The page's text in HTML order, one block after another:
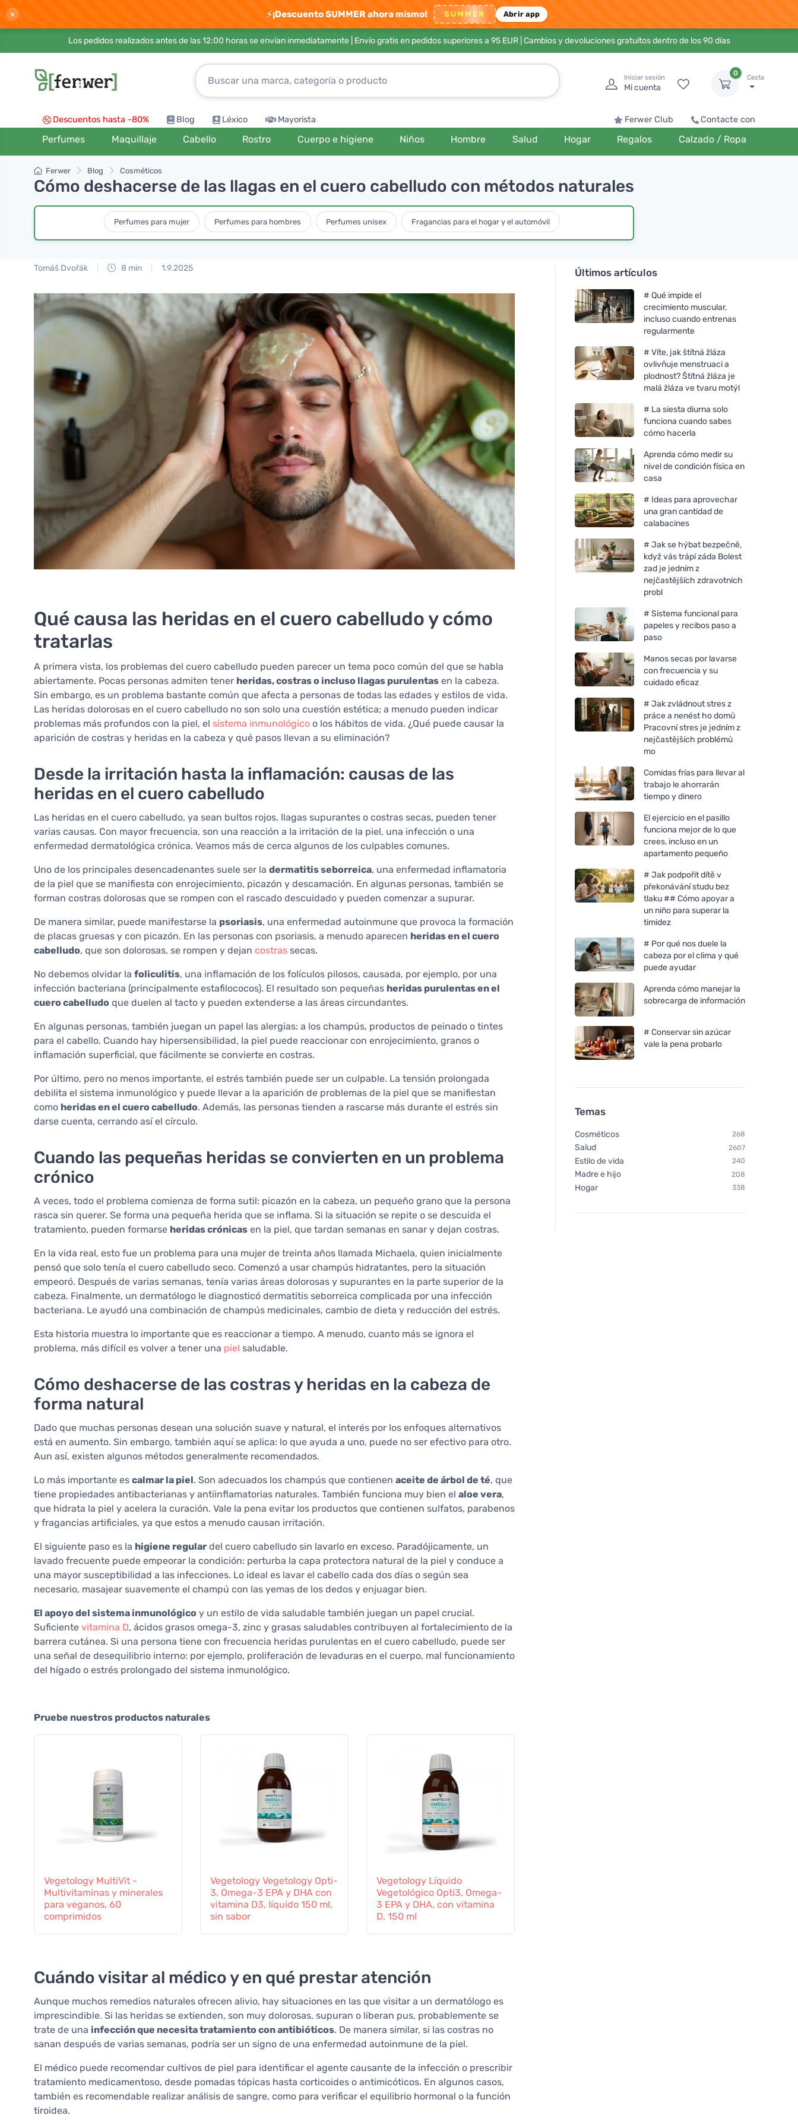
× ⚡¡Descuento SUMMER ahora mismo! SUMMER Abrir app
Los pedidos realizados antes de las 12:00 horas se envían inmediatamente | Envío gratis en pedidos superiores a 95 EUR| Cambios y devoluciones gratuitos dentro de los 90 días
Iniciar sesión
Mi cuenta
0
Cesta
Descuentos hasta -80% Blog Léxico Mayorista Ferwer Club Contacte con
Perfumes Maquillaje Cabello Rostro Cuerpo e higiene Niños Hombre Salud Hogar Regalos Calzado / Ropa
Ferwer Blog Cosméticos
Cómo deshacerse de las llagas en el cuero cabelludo con métodos naturales
Perfumes para mujer Perfumes para hombres Perfumes unisex Fragancias para el hogar y el automóvil
Tomáš Dvořák 8 min 1.9.2025
Qué causa las heridas en el cuero cabelludo y cómo
tratarlas
A primera vista, los problemas del cuero cabelludo pueden parecer un tema poco común del que se habla
abiertamente. Pocas personas admiten tener heridas, costras o incluso llagas purulentas en la cabeza.
Sin embargo, es un problema bastante común que afecta a personas de todas las edades y estilos de vida.
Las heridas dolorosas en el cuero cabelludo no son solo una cuestión estética; a menudo pueden indicar
problemas más profundos con la piel, el sistema inmunológico o los hábitos de vida. ¿Qué puede causar la
aparición de costras y heridas en la cabeza y qué pasos llevan a su eliminación?
Desde la irritación hasta la inflamación: causas de las
heridas en el cuero cabelludo
Las heridas en el cuero cabelludo, ya sean bultos rojos, llagas supurantes o costras secas, pueden tener
varias causas. Con mayor frecuencia, son una reacción a la irritación de la piel, una infección o una
enfermedad dermatológica crónica. Veamos más de cerca algunos de los culpables comunes.
Uno de los principales desencadenantes suele ser la dermatitis seborreica, una enfermedad inflamatoria
de la piel que se manifiesta con enrojecimiento, picazón y descamación. En algunas personas, también se
forman costras dolorosas que se rompen con el rascado descuidado y pueden comenzar a supurar.
De manera similar, puede manifestarse la psoriasis, una enfermedad autoinmune que provoca la formación
de placas gruesas y con picazón. En las personas con psoriasis, a menudo aparecen heridas en el cuero
cabelludo, que son dolorosas, se rompen y dejan costras secas.
No debemos olvidar la foliculitis, una inflamación de los folículos pilosos, causada, por ejemplo, por una
infección bacteriana (principalmente estafilococos). El resultado son pequeñas heridas purulentas en el
cuero cabelludo que duelen al tacto y pueden extenderse a las áreas circundantes.
En algunas personas, también juegan un papel las alergias: a los champús, productos de peinado o tintes
para el cabello. Cuando hay hipersensibilidad, la piel puede reaccionar con enrojecimiento, granos o
inflamación superficial, que fácilmente se convierte en costras.
Por último, pero no menos importante, el estrés también puede ser un culpable. La tensión prolongada
debilita el sistema inmunológico y puede llevar a la aparición de problemas de la piel que se manifiestan
como heridas en el cuero cabelludo. Además, las personas tienden a rascarse más durante el estrés sin
darse cuenta, cerrando así el círculo.
Cuando las pequeñas heridas se convierten en un problema
crónico
A veces, todo el problema comienza de forma sutil: picazón en la cabeza, un pequeño grano que la persona
rasca sin querer. Se forma una pequeña herida que se inflama. Si la situación se repite o se descuida el
tratamiento, pueden formarse heridas crónicas en la piel, que tardan semanas en sanar y dejan costras.
En la vida real, esto fue un problema para una mujer de treinta años llamada Michaela, quien inicialmente
pensó que solo tenía el cuero cabelludo seco. Comenzó a usar champús hidratantes, pero la situación
empeoró. Después de varias semanas, tenía varias áreas dolorosas y supurantes en la parte superior de la
cabeza. Finalmente, un dermatólogo le diagnosticó dermatitis seborreica complicada por una infección
bacteriana. Le ayudó una combinación de champús medicinales, cambio de dieta y reducción del estrés.
Esta historia muestra lo importante que es reaccionar a tiempo. A menudo, cuanto más se ignora el
problema, más difícil es volver a tener una piel saludable.
Cómo deshacerse de las costras y heridas en la cabeza de
forma natural
Dado que muchas personas desean una solución suave y natural, el interés por los enfoques alternativos
está en aumento. Sin embargo, también aquí se aplica: lo que ayuda a uno, puede no ser efectivo para otro.
Aun así, existen algunos métodos generalmente recomendados.
Lo más importante es calmar la piel. Son adecuados los champús que contienen aceite de árbol de té, que
tiene propiedades antibacterianas y antiinflamatorias naturales. También funciona muy bien el aloe vera,
que hidrata la piel y acelera la curación. Vale la pena evitar los productos que contienen sulfatos, parabenos
y fragancias artificiales, ya que estos a menudo causan irritación.
El siguiente paso es la higiene regular del cuero cabelludo sin lavarlo en exceso. Paradójicamente, un
lavado frecuente puede empeorar la condición: perturba la capa protectora natural de la piel y conduce a
una mayor susceptibilidad a las infecciones. Lo ideal es lavar el cabello cada dos días o según sea
necesario, masajear suavemente el champú con las yemas de los dedos y enjuagar bien.
El apoyo del sistema inmunológico y un estilo de vida saludable también juegan un papel crucial.
Suficiente vitamina D, ácidos grasos omega-3, zinc y grasas saludables contribuyen al fortalecimiento de la
barrera cutánea. Si una persona tiene con frecuencia heridas purulentas en el cuero cabelludo, puede ser
una señal de desequilibrio interno: por ejemplo, proliferación de levaduras en el cuerpo, mal funcionamiento
del hígado o estrés prolongado del sistema inmunológico.
Pruebe nuestros productos naturales
Vegetology MultiVit -
Multivitaminas y minerales
para veganos, 60
comprimidos
Vegetology Vegetology Opti-
3, Omega-3 EPA y DHA con
vitamina D3, líquido 150 ml,
sin sabor
Vegetology Líquido
Vegetológico Opti3. Omega-
3 EPA y DHA, con vitamina
D, 150 ml
Cuándo visitar al médico y en qué prestar atención
Aunque muchos remedios naturales ofrecen alivio, hay situaciones en las que visitar a un dermatólogo es
imprescindible. Si las heridas se extienden, son muy dolorosas, supuran o liberan pus, probablemente se
trate de una infección que necesita tratamiento con antibióticos. De manera similar, si las costras no
sanan después de varias semanas, podría ser un signo de una enfermedad autoinmune de la piel.
El médico puede recomendar cultivos de piel para identificar el agente causante de la infección o prescribir
tratamiento medicamentoso, desde pomadas tópicas hasta corticoides o antimicóticos. En algunos casos,
también es recomendable realizar análisis de sangre, como para verificar el equilibrio hormonal o la función
tiroidea.
Últimos artículos
# Qué impide el
crecimiento muscular,
incluso cuando entrenas
regularmente
# Víte, jak štítná žláza
ovlivňuje menstruaci a
plodnost? Štítná žláza je
malá žláza ve tvaru motýl
# La siesta diurna solo
funciona cuando sabes
cómo hacerla
Aprenda cómo medir su
nivel de condición física en
casa
# Ideas para aprovechar
una gran cantidad de
calabacines
# Jak se hýbat bezpečně,
když vás trápí záda Bolest
zad je jedním z
nejčastějších zdravotních
probl
# Sistema funcional para
papeles y recibos paso a
paso
Manos secas por lavarse
con frecuencia y su
cuidado eficaz
# Jak zvládnout stres z
práce a nenést ho domů
Pracovní stres je jedním z
nejčastějších problémů
mo
Comidas frías para llevar al
trabajo le ahorrarán
tiempo y dinero
El ejercicio en el pasillo
funciona mejor de lo que
crees, incluso en un
apartamento pequeño
# Jak podpořit dítě v
překonávání studu bez
tlaku ## Cómo apoyar a
un niño para superar la
timidez
# Por qué nos duele la
cabeza por el clima y qué
puede ayudar
Aprenda cómo manejar la
sobrecarga de información
# Conservar sin azúcar
vale la pena probarlo
Temas
Cosméticos 268
Salud 2607
Estilo de vida 240
Madre e hijo 208
Hogar 338